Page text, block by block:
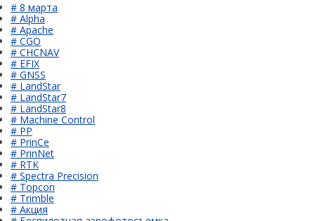
# 8 марта
# Alpha
# Apache
# CGO
# CHCNAV
# EFIX
# GNSS
# LandStar
# LandStar7
# LandStar8
# Machine Control
# PP
# PrinCe
# PrinNet
# RTK
# Spectra Precision
# Topcon
# Trimble
# Акция